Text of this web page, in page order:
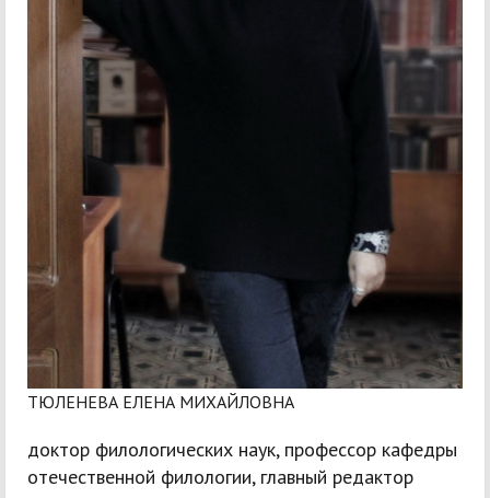
ТЮЛЕНЕВА ЕЛЕНА МИХАЙЛОВНА
доктор филологических наук, профессор кафедры
отечественной филологии, главный редактор